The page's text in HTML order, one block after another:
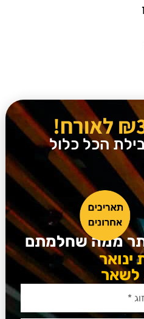
הכל כלול
ממה שחלמתם
ינואר
לשאר